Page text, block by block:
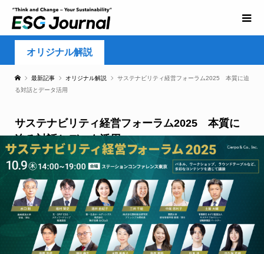
オリジナル解説
最新記事 オリジナル解説
サステナビリティ経営フォーラム2025 本質に迫
る対話とデータ活用
サステナビリティ経営フォーラム2025 本質に
迫る対話とデータ活用